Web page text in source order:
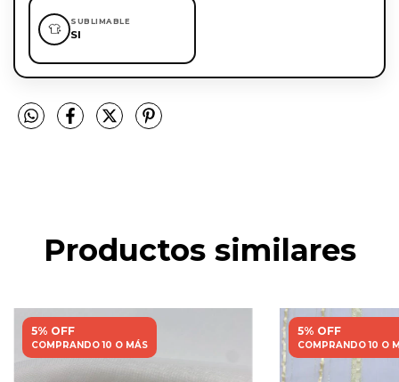
SUBLIMABLE
SI
Productos similares
5% OFF
COMPRANDO 10 O MÁS
5% OFF
COMPRANDO 10 O